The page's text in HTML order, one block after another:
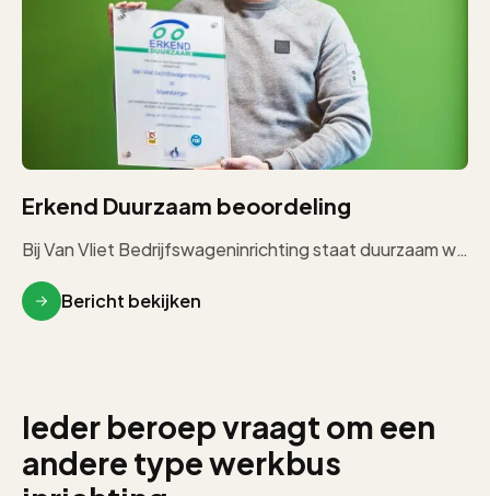
Erkend Duurzaam beoordeling
Bij Van Vliet Bedrijfswageninrichting staat duurzaam werken centraal. In de praktijk betekent dit vooral bewust omgaan met materialen, hergebruik waar […]
Bericht bekijken
Ieder beroep vraagt om een
andere type werkbus